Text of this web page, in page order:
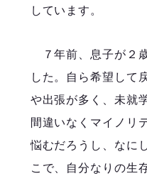
しています。
７年前、息子が２
した。自ら希望して
や出張が多く、未就
間違いなくマイノリ
悩むだろうし、なに
こで、自分なりの生